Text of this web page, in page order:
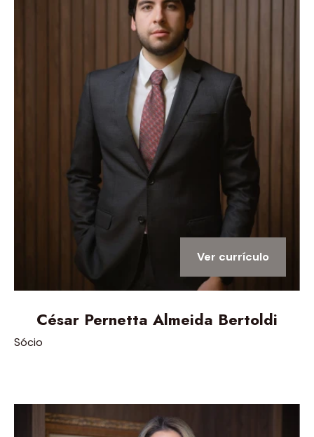
Ver currículo
César Pernetta Almeida Bertoldi
Sócio